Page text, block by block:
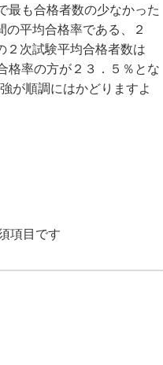
最も合格者数の少なかった
平均合格率である、２
次試験平均合格者数は
格率の方が２３．５％とな
が順調にはかどりますよ
項目です